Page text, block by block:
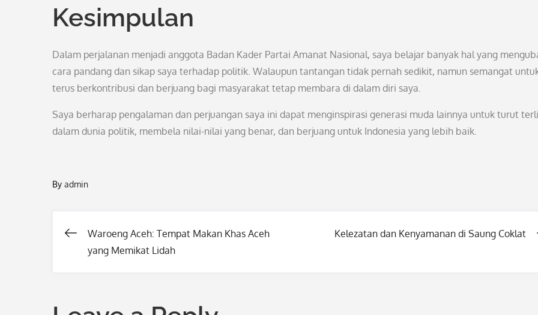
Kesimpulan
Dalam perjalanan menjadi anggota Badan Kader Partai Amanat Nasional, saya belajar banyak hal yang
cara pandang dan sikap saya terhadap politik. Walaupun tantangan tidak pernah sedikit, namun semangat
terus berkontribusi dan berjuang bagi masyarakat tetap membara di dalam diri saya.
Saya berharap pengalaman dan perjuangan saya ini dapat menginspirasi generasi muda lainnya untuk turut
dalam dunia politik, membela nilai-nilai yang benar, dan berjuang untuk Indonesia yang lebih baik.
By admin
Post
Waroeng Aceh: Tempat Makan Khas Aceh
yang Memikat Lidah
Kelezatan dan Kenyamanan di Saung Coklat